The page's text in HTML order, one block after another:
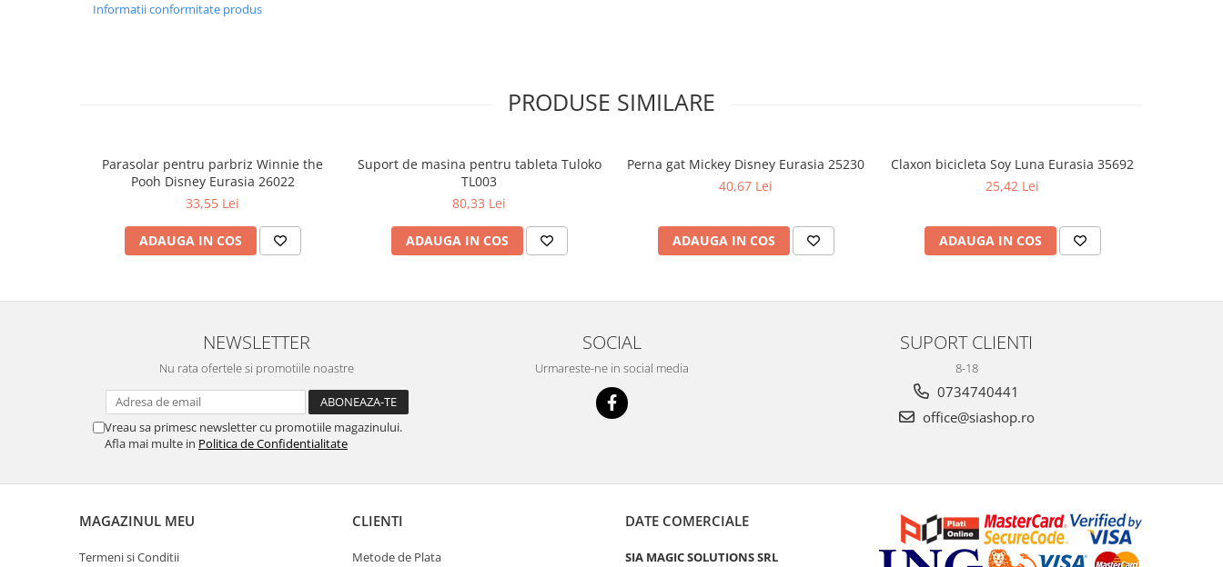
Informatii conformitate produs
PRODUSE SIMILARE
Parasolar pentru parbriz Winnie the
Pooh Disney Eurasia 26022
33,55 Lei
ADAUGA IN COS
Suport de masina pentru tableta Tuloko
TL003
80,33 Lei
ADAUGA IN COS
Perna gat Mickey Disney Eurasia 25230
40,67 Lei
ADAUGA IN COS
Claxon bicicleta Soy Luna Eurasia 35692
25,42 Lei
ADAUGA IN COS
NEWSLETTER
Nu rata ofertele si promotiile noastre
Vreau sa primesc newsletter cu promotiile magazinului.
Afla mai multe in Politica de Confidentialitate
SOCIAL
Urmareste-ne in social media
SUPORT CLIENTI
8-18
0734740441
office@siashop.ro
MAGAZINUL MEU
Termeni si Conditii
CLIENTI
Metode de Plata
DATE COMERCIALE
SIA MAGIC SOLUTIONS SRL